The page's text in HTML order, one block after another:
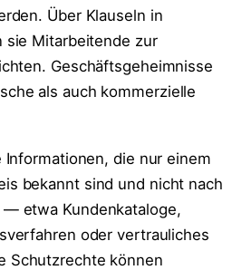
Über Klauseln in
sie Mitarbeitende zur
Geschäftsgeheimnisse
als auch kommerzielle
die nur einem
bekannt sind und nicht nach
etwa Kundenkataloge,
oder vertrauliches
Schutzrechte können